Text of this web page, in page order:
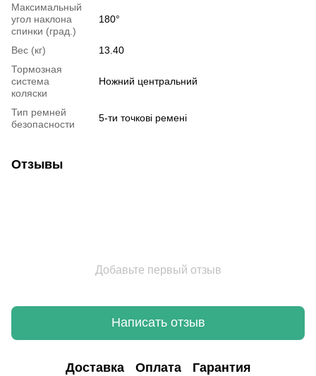
Максимальный
угол наклона
спинки (град.)
180°
Вес (кг)
13.40
Тормозная
система
коляски
Ножний центральний
Тип ремней
безопасности
5-ти точкові ремені
Отзывы
Добавьте первый отзыв
Написать отзыв
Доставка Оплата Гарантия